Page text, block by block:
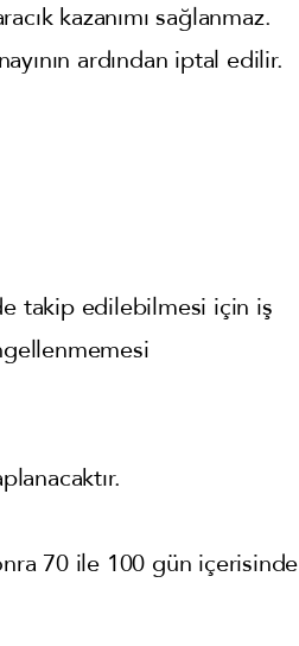
kazanımı sağlanmaz.
ardından iptal edilir.
takip edilebilmesi için iş
70 ile 100 gün içerisinde